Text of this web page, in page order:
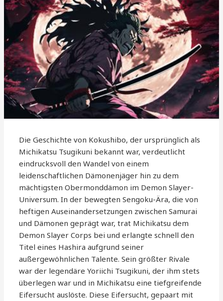
Die Geschichte von Kokushibo, der ursprünglich als
Michikatsu Tsugikuni bekannt war, verdeutlicht
eindrucksvoll den Wandel von einem
leidenschaftlichen Dämonenjäger hin zu dem
mächtigsten Obermonddämon im Demon Slayer-
Universum. In der bewegten Sengoku-Ära, die von
heftigen Auseinandersetzungen zwischen Samurai
und Dämonen geprägt war, trat Michikatsu dem
Demon Slayer Corps bei und erlangte schnell den
Titel eines Hashira aufgrund seiner
außergewöhnlichen Talente. Sein größter Rivale
war der legendäre Yoriichi Tsugikuni, der ihm stets
überlegen war und in Michikatsu eine tiefgreifende
Eifersucht auslöste. Diese Eifersucht, gepaart mit